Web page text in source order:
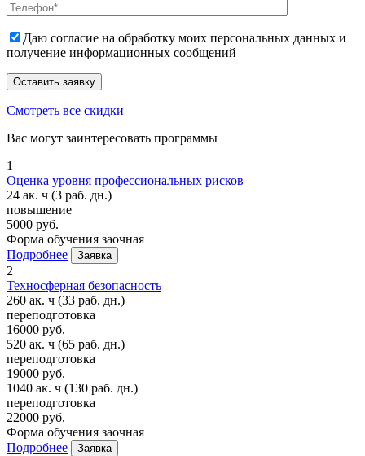
Даю согласие на обработку моих персональных данных и
получение информационных сообщений
Смотреть все скидки
Вас могут заинтересовать программы
1
Оценка уровня профессиональных рисков
24 ак. ч (3 раб. дн.)
повышение
5000 руб.
Форма обучения заочная
Подробнее
Заявка
2
Техносферная безопасность
260 ак. ч (33 раб. дн.)
переподготовка
16000 руб.
520 ак. ч (65 раб. дн.)
переподготовка
19000 руб.
1040 ак. ч (130 раб. дн.)
переподготовка
22000 руб.
Форма обучения заочная
Подробнее
Заявка